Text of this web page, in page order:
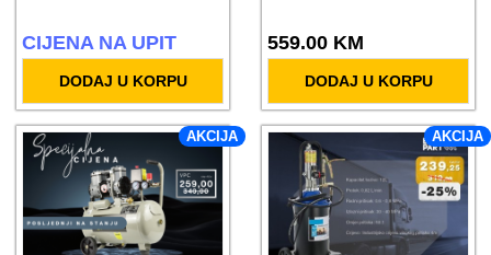
CIJENA NA UPIT
DODAJ U KORPU
559.00 KM
DODAJ U KORPU
AKCIJA AKCIJA